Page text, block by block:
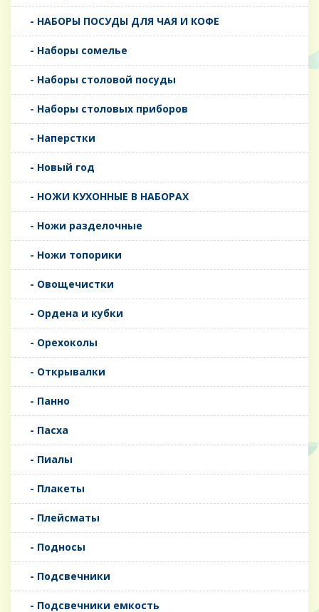
- НАБОРЫ ПОСУДЫ ДЛЯ ЧАЯ И КОФЕ
- Наборы сомелье
- Наборы столовой посуды
- Наборы столовых приборов
- Наперстки
- Новый год
- НОЖИ КУХОННЫЕ В НАБОРАХ
- Ножи разделочные
- Ножи топорики
- Овощечистки
- Ордена и кубки
- Орехоколы
- Открывалки
- Панно
- Пасха
- Пиалы
- Плакеты
- Плейсматы
- Подносы
- Подсвечники
- Подсвечники емкость